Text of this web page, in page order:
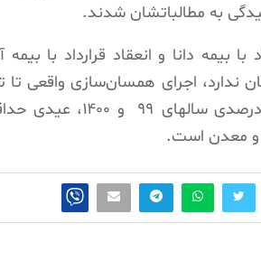
به مطالباتشان شدند.
با بیمه دانا و انعقاد قرارداد با
ندارد، اجرای همسان‌سازی
اعطای افزایشاتِ ۶۵
معدن است.